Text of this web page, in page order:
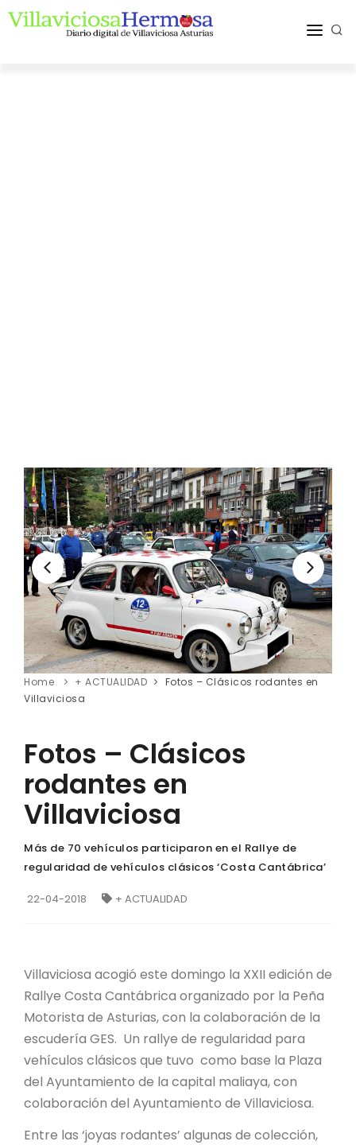
Home + ACTUALIDAD
Fotos – Clásicos rodantes en
Villaviciosa
Fotos – Clásicos
rodantes en
Villaviciosa
Más de 70 vehículos participaron en el Rallye de
regularidad de vehículos clásicos ‘Costa Cantábrica’
22-04-2018 + ACTUALIDAD
Villaviciosa acogió este domingo la XXII edición de
Rallye Costa Cantábrica organizado por la Peña
Motorista de Asturias, con la colaboración de la
escudería GES. Un rallye de regularidad para
vehículos clásicos que tuvo como base la Plaza
del Ayuntamiento de la capital maliaya, con
colaboración del Ayuntamiento de Villaviciosa.
Entre las ‘joyas rodantes’ algunas de colección,